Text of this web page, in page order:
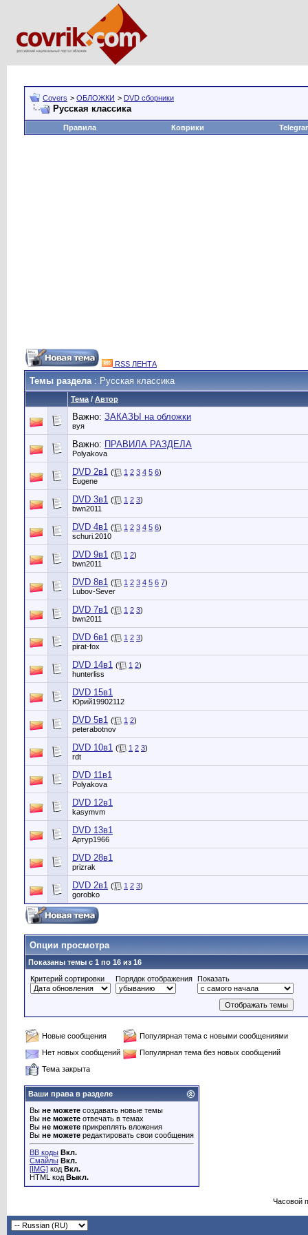
Covers > ОБЛОЖКИ > DVD сборники
Русская классика
Правила Коврики
RSS ЛЕНТА
Темы раздела: Русская классика
Тема / Автор
Важно: ЗАКАЗЫ на обложки
вуя
Важно: ПРАВИЛА РАЗДЕЛА
Polyakova
DVD 2в1 ( 1 2 3 4 5 6)
Eugene
DVD 3в1 ( 1 2 3)
bwn2011
DVD 4в1 ( 1 2 3 4 5 6)
schuri.2010
DVD 9в1 ( 1 2)
bwn2011
DVD 8в1 ( 1 2 3 4 5 6 7)
Lubov-Sever
DVD 7в1 ( 1 2 3)
bwn2011
DVD 6в1 ( 1 2 3)
pirat-fox
DVD 14в1 ( 1 2)
hunterliss
DVD 15в1
Юрий19902112
DVD 5в1 ( 1 2)
peterabotnov
DVD 10в1 ( 1 2 3)
rdt
DVD 11в1
Polyakova
DVD 12в1
kasymvm
DVD 13в1
Артур1966
DVD 28в1
prizrak
DVD 2в1 ( 1 2 3)
gorobko
Опции просмотра
Показаны темы с 1 по 16 из 16
Критерий сортировки
Порядок отображения Показать
Новые сообщения
Популярная тема с новыми сообщениями
Нет новых сообщений
Популярная тема без новых сообщений
Тема закрыта
Ваши права в разделе
Вы не можете создавать новые темы
Вы не можете отвечать в темах
Вы не можете прикреплять вложения
Вы не можете редактировать свои сообщения
BB коды Вкл.
Смайлы Вкл.
[IMG] код Вкл.
HTML код Выкл.
Часовой